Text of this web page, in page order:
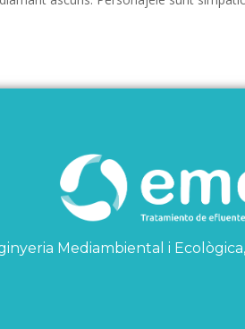
Mediambiental i Ecològica,